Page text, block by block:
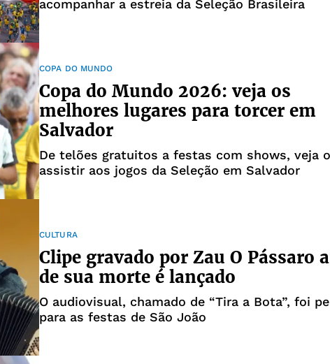
acompanhar a estreia da Seleção Brasileira
COPA DO MUNDO
Copa do Mundo 2026: veja os
melhores lugares para torcer em
Salvador
De telões gratuitos a festas com shows, veja
assistir aos jogos da Seleção em Salvador
CULTURA
Clipe gravado por Zau O Pássaro
de sua morte é lançado
O audiovisual, chamado de “Tira a Bota”, foi
para as festas de São João